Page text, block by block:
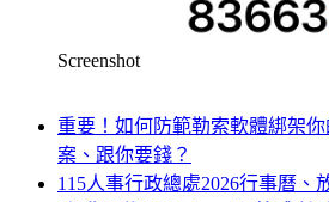
Screenshot
重要！如何防範勒索軟體綁架
案、跟你要錢？
115人事行政總處2026行事曆、